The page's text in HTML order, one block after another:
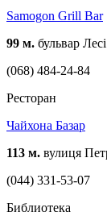
Samogon Grill Bar
99 м. бульвар
(068) 484-24-84
Ресторан
Чайхона Базар
113 м. вулиця
(044) 331-53-07
Библиотека